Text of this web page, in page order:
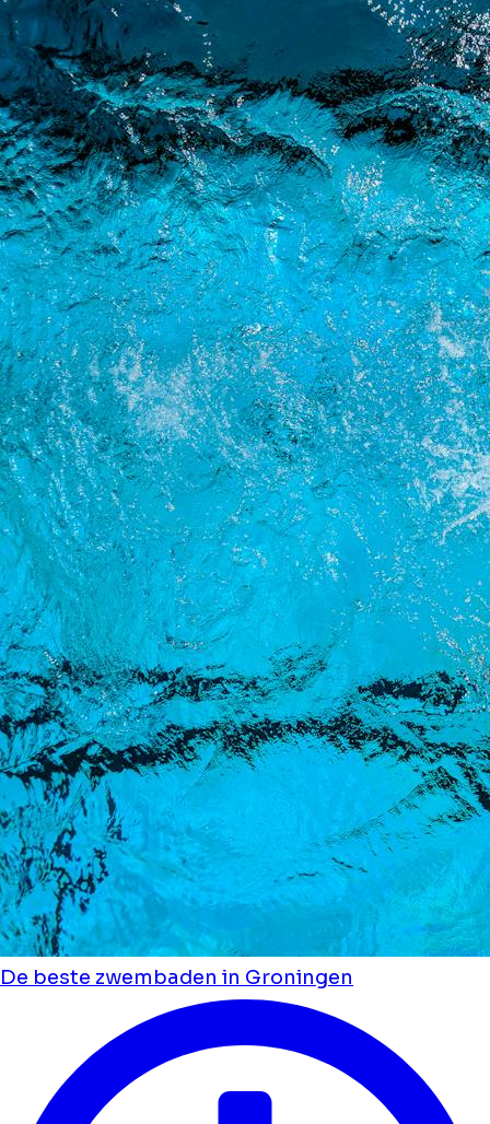
De beste zwembaden in Groningen